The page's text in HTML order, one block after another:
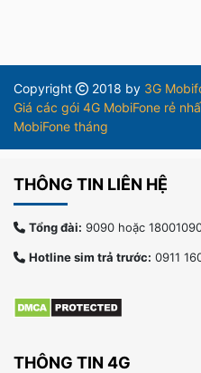
Copyright 2018 by 3G
Giá các gói 4G MobiFone rẻ
MobiFone tháng
THÔNG TIN LIÊN HỆ
Tổng đài: 9090 hoặc
Hotline sim trả trước: 0911
THÔNG TIN 4G